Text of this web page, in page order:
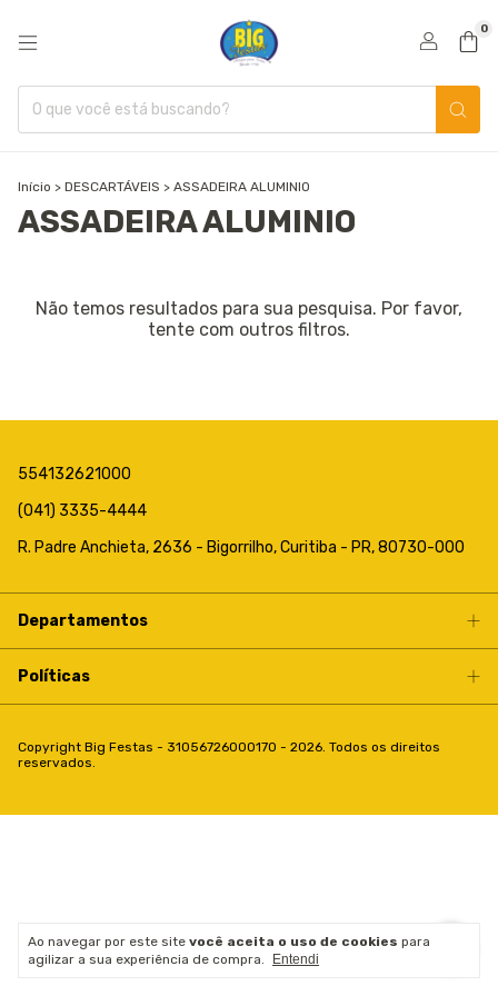
0
Ao navegar por este site você aceita o uso de cookies para
agilizar a sua experiência de compra.
Entendi
Início > DESCARTÁVEIS > ASSADEIRA ALUMINIO
ASSADEIRA ALUMINIO
Não temos resultados para sua pesquisa. Por favor,
tente com outros filtros.
554132621000
(041) 3335-4444
R. Padre Anchieta, 2636 - Bigorrilho, Curitiba - PR, 80730-000
Departamentos
Políticas
Copyright Big Festas - 31056726000170 - 2026. Todos os direitos
reservados.